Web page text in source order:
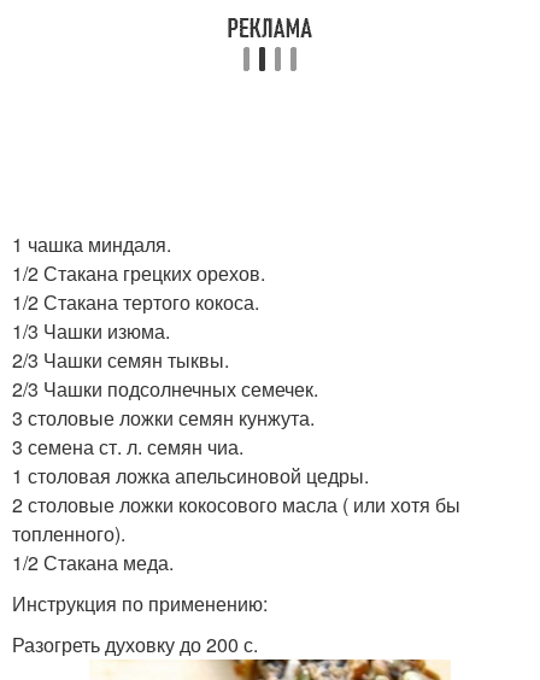
1 чашка миндаля.
1/2 Стакана грецких орехов.
1/2 Стакана тертого кокоса.
1/3 Чашки изюма.
2/3 Чашки семян тыквы.
2/3 Чашки подсолнечных семечек.
3 столовые ложки семян кунжута.
3 семена ст. л. семян чиа.
1 столовая ложка апельсиновой цедры.
2 столовые ложки кокосового масла ( или хотя бы
топленного).
1/2 Стакана меда.
Инструкция по применению:
Разогреть духовку до 200 с.